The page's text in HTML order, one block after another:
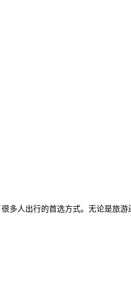
多人出行的首选方式。无论是旅